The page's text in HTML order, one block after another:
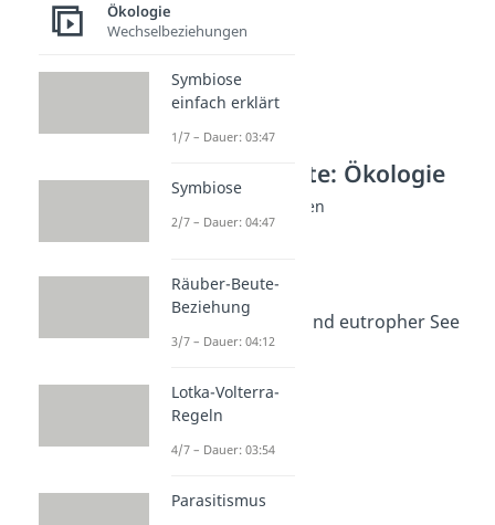
Weitere Inhalte: Ökologie
Umweltveränderungen
Modifikation
Eutrophierung
Dauer: 04:23
Oligotropher See und eutropher See
Dauer: 03:42
Dauer: 04:12
Ökologie
Wechselbeziehungen
Symbiose
einfach erklärt
1/7 – Dauer: 03:47
Symbiose
2/7 – Dauer: 04:47
Räuber-Beute-
Beziehung
3/7 – Dauer: 04:12
Lotka-Volterra-
Regeln
4/7 – Dauer: 03:54
Parasitismus